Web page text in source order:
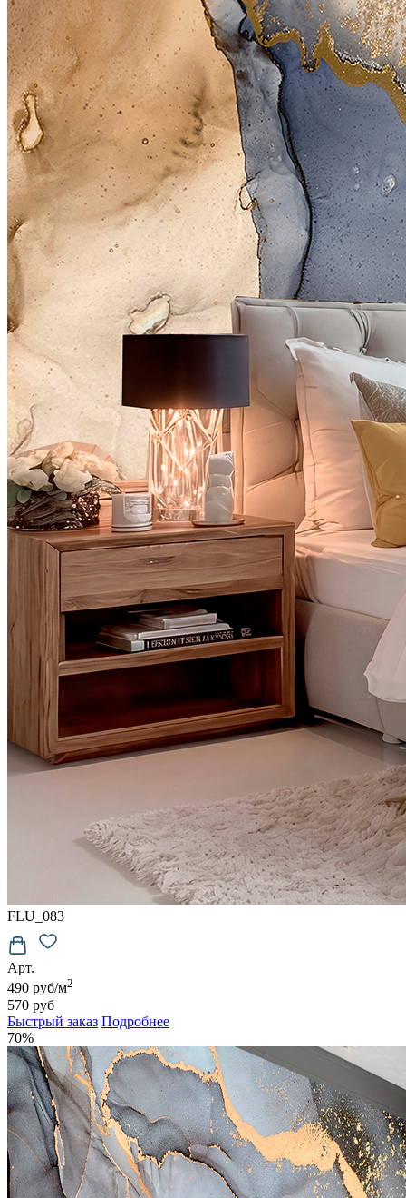
BRISE
4100руб/м2
CARRETO
4500руб/м2
KROSTA
4800руб/м2
STRADO
6500руб/м2
Подробнее о материалах
FLU_083
Арт.
490 руб/м2
570 руб
Быстрый заказ Подробнее
70%